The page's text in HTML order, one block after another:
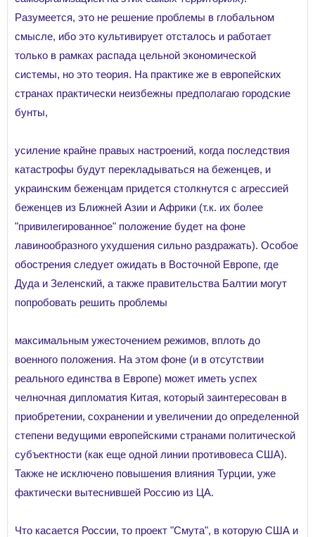
Разумеется, это не решение проблемы в глобальном
смысле, ибо это культивирует отсталось и работает
только в рамках распада цельной экономической
системы, но это теория. На практике же в европейских
странах практически неизбежны предполагаю городские
бунты,
усиление крайне правых настроений, когда последствия
катастрофы будут перекладываться на беженцев, и
украинским беженцам придется столкнутся с агрессией
беженцев из Ближней Азии и Африки (т.к. их более
"привилегированное" положение будет на фоне
лавинообразного ухудшения сильно раздражать). Особое
обострения следует ожидать в Восточной Европе, где
Дуда и Зеленский, а также правительства Балтии могут
попробовать решить проблемы
максимальным ужесточением режимов, вплоть до
военного положения. На этом фоне (и в отсутствии
реального единства в Европе) может иметь успех
челночная дипломатия Китая, который заинтересован в
приобретении, сохранении и увеличении до определенной
степени ведущими европейскими странами политической
субъектности (как еще одной линии противовеса США).
Также не исключено повышения влияния Турции, уже
фактически вытеснившей Россию из ЦА.
Что касается России, то проект "Смута", в которую США и